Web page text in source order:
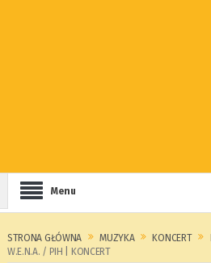
Menu
STRONA GŁÓWNA MUZYKA KONCERT
W.E.N.A. / PIH | KONCERT